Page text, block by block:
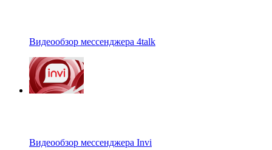
Видеообзор мессенджера 4talk
Видеообзор мессенджера Invi